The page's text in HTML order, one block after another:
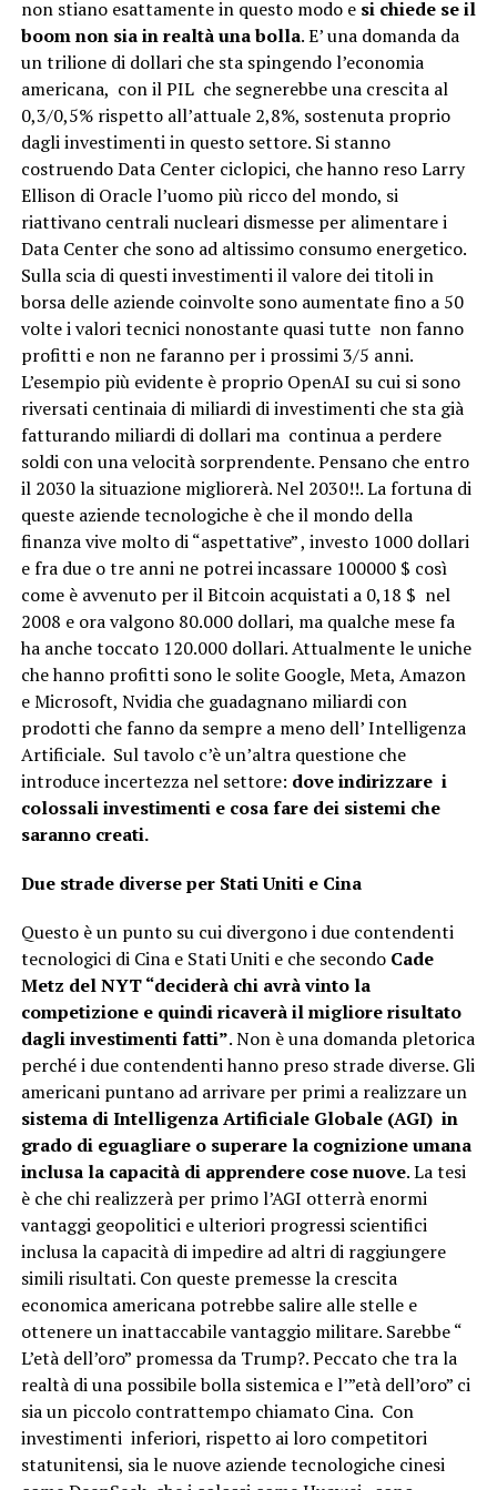
non stiano esattamente in questo modo e si chiede se il
boom non sia in realtà una bolla. E’ una domanda da
un trilione di dollari che sta spingendo l’economia
americana, con il PIL che segnerebbe una crescita al
0,3/0,5% rispetto all’attuale 2,8%, sostenuta proprio
dagli investimenti in questo settore. Si stanno
costruendo Data Center ciclopici, che hanno reso Larry
Ellison di Oracle l’uomo più ricco del mondo, si
riattivano centrali nucleari dismesse per alimentare i
Data Center che sono ad altissimo consumo energetico.
Sulla scia di questi investimenti il valore dei titoli in
borsa delle aziende coinvolte sono aumentate fino a 50
volte i valori tecnici nonostante quasi tutte non fanno
profitti e non ne faranno per i prossimi 3/5 anni.
L’esempio più evidente è proprio OpenAI su cui si sono
riversati centinaia di miliardi di investimenti che sta già
fatturando miliardi di dollari ma continua a perdere
soldi con una velocità sorprendente. Pensano che entro
il 2030 la situazione migliorerà. Nel 2030!!. La fortuna di
queste aziende tecnologiche è che il mondo della
finanza vive molto di “aspettative” , investo 1000 dollari
e fra due o tre anni ne potrei incassare 100000 $ così
come è avvenuto per il Bitcoin acquistati a 0,18 $ nel
2008 e ora valgono 80.000 dollari, ma qualche mese fa
ha anche toccato 120.000 dollari. Attualmente le uniche
che hanno profitti sono le solite Google, Meta, Amazon
e Microsoft, Nvidia che guadagnano miliardi con
prodotti che fanno da sempre a meno dell’ Intelligenza
Artificiale. Sul tavolo c’è un’altra questione che
introduce incertezza nel settore: dove indirizzare i
colossali investimenti e cosa fare dei sistemi che
saranno creati.
Due strade diverse per Stati Uniti e Cina
Questo è un punto su cui divergono i due contendenti
tecnologici di Cina e Stati Uniti e che secondo Cade
Metz del NYT “deciderà chi avrà vinto la
competizione e quindi ricaverà il migliore risultato
dagli investimenti fatti”. Non è una domanda pletorica
perché i due contendenti hanno preso strade diverse. Gli
americani puntano ad arrivare per primi a realizzare un
sistema di Intelligenza Artificiale Globale (AGI) in
grado di eguagliare o superare la cognizione umana
inclusa la capacità di apprendere cose nuove. La tesi
è che chi realizzerà per primo l’AGI otterrà enormi
vantaggi geopolitici e ulteriori progressi scientifici
inclusa la capacità di impedire ad altri di raggiungere
simili risultati. Con queste premesse la crescita
economica americana potrebbe salire alle stelle e
ottenere un inattaccabile vantaggio militare. Sarebbe “
L’età dell’oro” promessa da Trump?. Peccato che tra la
realtà di una possibile bolla sistemica e l’”età dell’oro” ci
sia un piccolo contrattempo chiamato Cina. Con
investimenti inferiori, rispetto ai loro competitori
statunitensi, sia le nuove aziende tecnologiche cinesi